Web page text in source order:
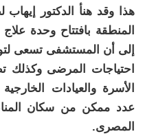
هذا وقد هنأ الدكتور
المنطقة بافتتاح وحدة علاج
إلى أن المستشفى تسعى
احتياجات المرضى وكذلك
الأسرة والعيادات
عدد ممكن من سكان
المصرى.